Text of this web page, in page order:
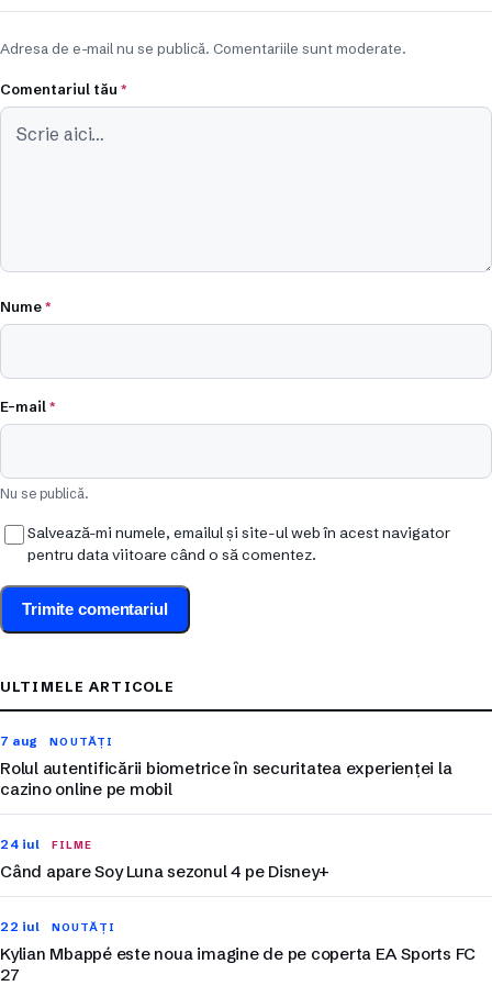
Adresa de e-mail nu se publică. Comentariile sunt moderate.
Comentariul tău *
Nume*
E-mail*
Nu se publică.
Salvează-mi numele, emailul și site-ul web în acest navigator
pentru data viitoare când o să comentez.
ULTIMELE ARTICOLE
7 aug NOUTĂȚI
Rolul autentificării biometrice în securitatea experienței la
cazino online pe mobil
24 iul FILME
Când apare Soy Luna sezonul 4 pe Disney+
22 iul NOUTĂȚI
Kylian Mbappé este noua imagine de pe coperta EA Sports FC
27